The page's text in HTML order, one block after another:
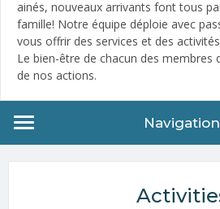
ainés, nouveaux arrivants font tous
famille! Notre équipe déploie avec
vous offrir des services et des
Le bien-être de chacun des
de nos actions.
Navigation